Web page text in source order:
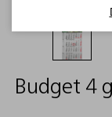
Budget 4